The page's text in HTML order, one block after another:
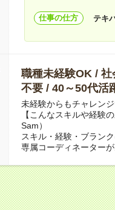
仕事の仕方 テキ
職種未経験OK /
不要 / 40～50代活
未経験からもチャレンジ
【こんなスキルや経験
Sam）
スキル・経験・ブラン
専属コーディネーター